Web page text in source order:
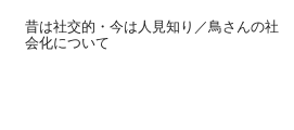
昔は社交的・今は人見知り／鳥さんの社
会化について